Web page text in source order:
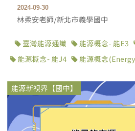
2024-09-30
林柔安老師/新北市義學國中
臺灣能源通識 能源概念- 能E3
能源概念- 能J4
能源概念
能源新視界【國中】